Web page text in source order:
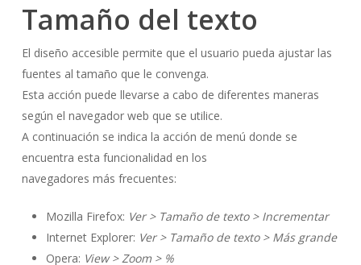
Tamaño del texto
El diseño accesible permite que el usuario pueda ajustar las
fuentes al tamaño que le convenga.
Esta acción puede llevarse a cabo de diferentes maneras
según el navegador web que se utilice.
A continuación se indica la acción de menú donde se
encuentra esta funcionalidad en los
navegadores más frecuentes:
Mozilla Firefox: Ver > Tamaño de texto > Incrementar
Internet Explorer: Ver > Tamaño de texto > Más grande
Opera: View > Zoom > %